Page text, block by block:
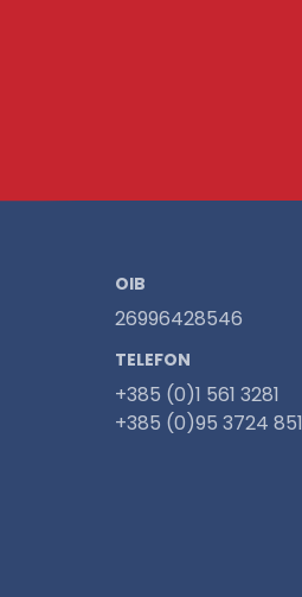
OIB
26996428546
TELEFON
+385 (0)1 561 3281
+385 (0)95 3724 851